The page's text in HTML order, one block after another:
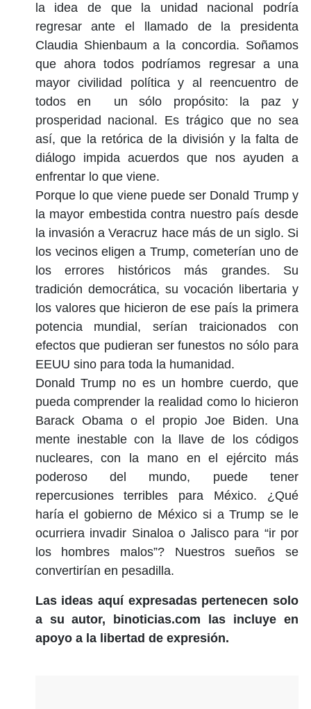
la idea de que la unidad nacional podría
regresar ante el llamado de la presidenta
Claudia Shienbaum a la concordia. Soñamos
que ahora todos podríamos regresar a una
mayor civilidad política y al reencuentro de
todos en un sólo propósito: la paz y
prosperidad nacional. Es trágico que no sea
así, que la retórica de la división y la falta de
diálogo impida acuerdos que nos ayuden a
enfrentar lo que viene.
Porque lo que viene puede ser Donald Trump y
la mayor embestida contra nuestro país desde
la invasión a Veracruz hace más de un siglo. Si
los vecinos eligen a Trump, cometerían uno de
los errores históricos más grandes. Su
tradición democrática, su vocación libertaria y
los valores que hicieron de ese país la primera
potencia mundial, serían traicionados con
efectos que pudieran ser funestos no sólo para
EEUU sino para toda la humanidad.
Donald Trump no es un hombre cuerdo, que
pueda comprender la realidad como lo hicieron
Barack Obama o el propio Joe Biden. Una
mente inestable con la llave de los códigos
nucleares, con la mano en el ejército más
poderoso del mundo, puede tener
repercusiones terribles para México. ¿Qué
haría el gobierno de México si a Trump se le
ocurriera invadir Sinaloa o Jalisco para “ir por
los hombres malos”? Nuestros sueños se
convertirían en pesadilla.
Las ideas aquí expresadas pertenecen solo
a su autor, binoticias.com las incluye en
apoyo a la libertad de expresión.